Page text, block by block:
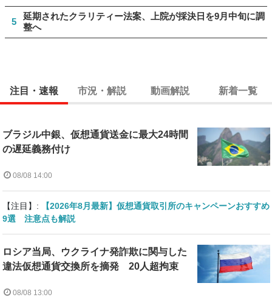
5
延期されたクラリティー法案、上院が採決日を9月中旬に調
整へ
注目・速報 市況・解説 動画解説 新着一覧
ブラジル中銀、仮想通貨送金に最大24時間
の遅延義務付け
08/08 14:00
【注目】:
【2026年8月最新】仮想通貨取引所のキャンペーンおすすめ
9選 注意点も解説
ロシア当局、ウクライナ発詐欺に関与した
違法仮想通貨交換所を摘発 20人超拘束
08/08 13:00